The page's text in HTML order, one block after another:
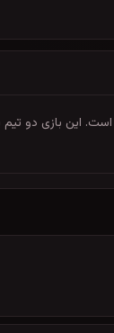
1405 ساعت 19:00 در لیگ ۱